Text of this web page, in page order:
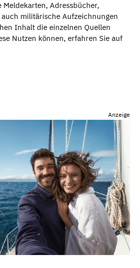
Meldekarten, Adressbücher,
militärische Aufzeichnungen
Inhalt die einzelnen Quellen
Nutzen können, erfahren Sie auf
Anzeige